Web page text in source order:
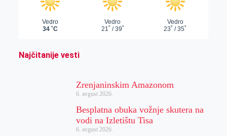
Najčitanije vesti
Zrenjaninskim Amazonom
6. avgust 2026.
Besplatna obuka vožnje skutera na
vodi na Izletištu Tisa
6. avgust 2026.